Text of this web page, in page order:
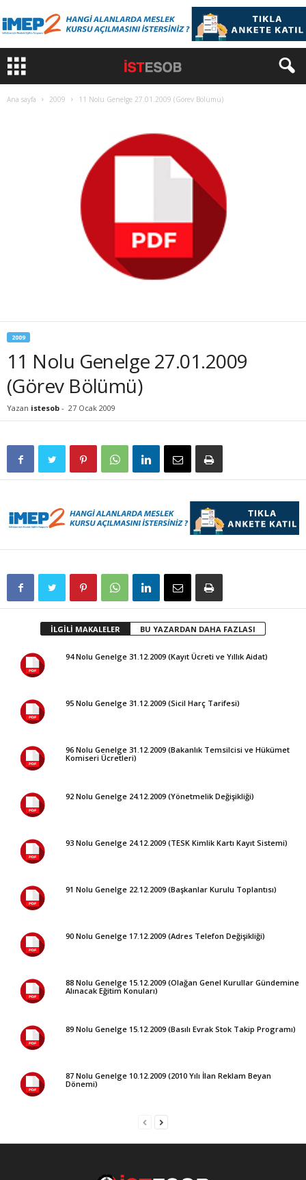
Ana sayfa 2009 11 Nolu Genelge 27.01.2009 (Görev Bölümü)
2009
11 Nolu Genelge 27.01.2009
(Görev Bölümü)
Yazan istesob - 27 Ocak 2009
İLGİLİ MAKALELER BU YAZARDAN DAHA FAZLASI
94 Nolu Genelge 31.12.2009 (Kayıt Ücreti ve Yıllık Aidat)
95 Nolu Genelge 31.12.2009 (Sicil Harç Tarifesi)
96 Nolu Genelge 31.12.2009 (Bakanlık Temsilcisi ve Hükümet
Komiseri Ücretleri)
92 Nolu Genelge 24.12.2009 (Yönetmelik Değişikliği)
93 Nolu Genelge 24.12.2009 (TESK Kimlik Kartı Kayıt Sistemi)
91 Nolu Genelge 22.12.2009 (Başkanlar Kurulu Toplantısı)
90 Nolu Genelge 17.12.2009 (Adres Telefon Değişikliği)
88 Nolu Genelge 15.12.2009 (Olağan Genel Kurullar Gündemine
Alınacak Eğitim Konuları)
89 Nolu Genelge 15.12.2009 (Basılı Evrak Stok Takip Programı)
87 Nolu Genelge 10.12.2009 (2010 Yılı İlan Reklam Beyan
Dönemi)